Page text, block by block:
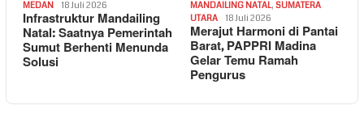
MEDAN 18 Juli 2026
Infrastruktur Mandailing
Natal: Saatnya Pemerintah
Sumut Berhenti Menunda
Solusi
MANDAILING NATAL, SUMATERA
UTARA
18 Juli 2026
Merajut Harmoni di Pantai
Barat, PAPPRI Madina
Gelar Temu Ramah
Pengurus